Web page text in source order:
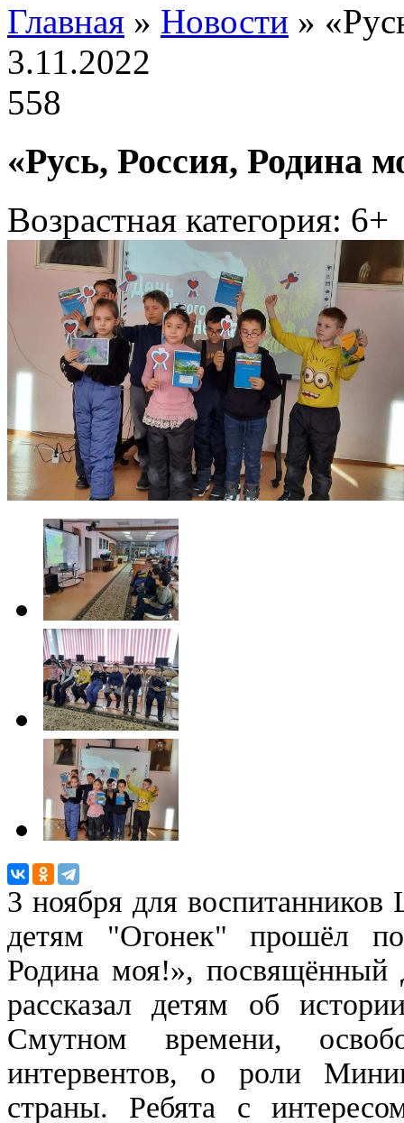
Главная » Новости »
3.11.2022
558
«Русь, Россия, Родина
Возрастная категория: 6+
3 ноября для
детям "Огонек" прошёл
Родина моя!», посвящённый
рассказал детям об
Смутном времени,
интервентов, о роли
страны. Ребята с